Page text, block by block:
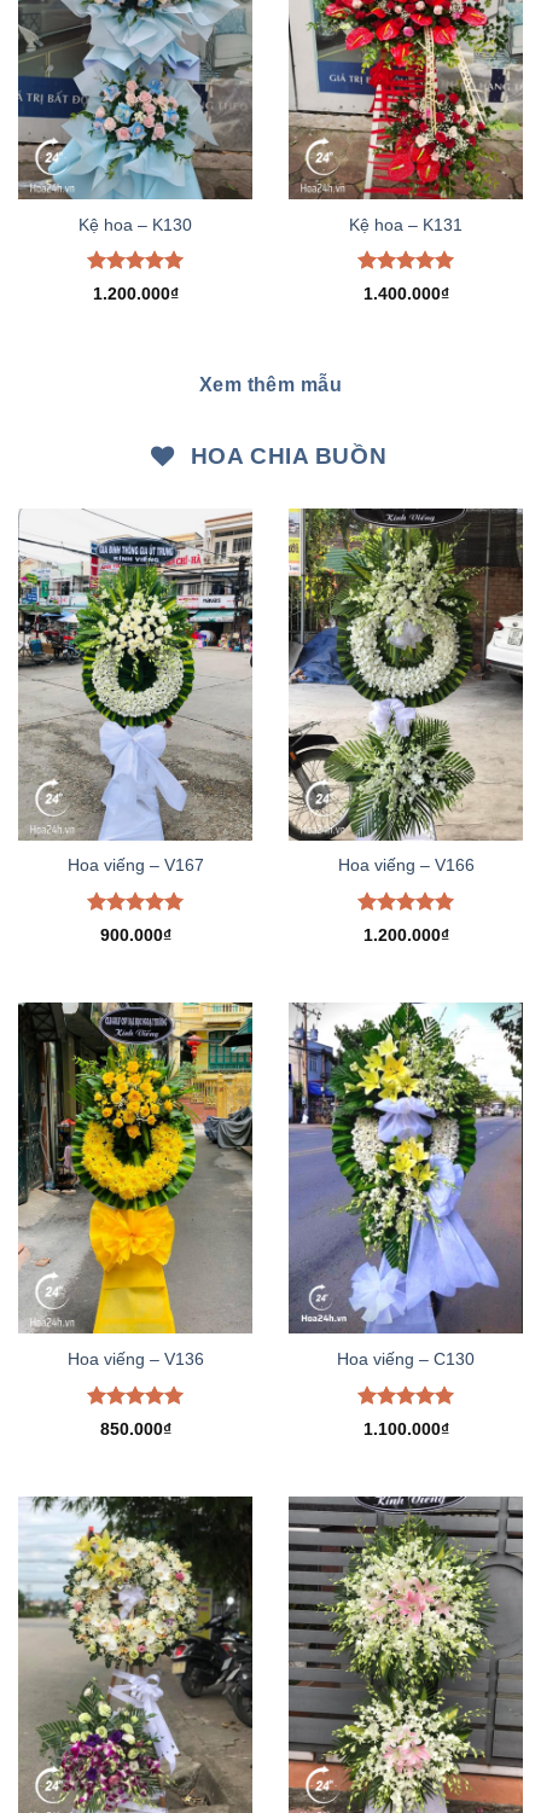
Kệ hoa – K130
Được xếp
1.200.000₫
Kệ hoa – K131
Được xếp
1.400.000₫
Xem thêm mẫu
HOA CHIA BUỒN
Hoa viếng – V167
Được xếp
900.000₫
Hoa viếng – V166
Được xếp
1.200.000₫
Hoa viếng – V136
Được xếp
850.000₫
Hoa viếng – C130
Được xếp
1.100.000₫